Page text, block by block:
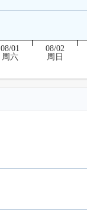
08/01
周六
08/02
周日